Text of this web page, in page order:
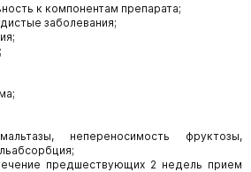
к компонентам препарата;
заболевания;
непереносимость фруктозы,
предшествующих 2 недель прием